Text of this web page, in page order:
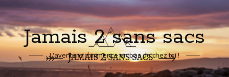
Jamais 2 sans sacs
L'aventure commence en bas de chez toi !